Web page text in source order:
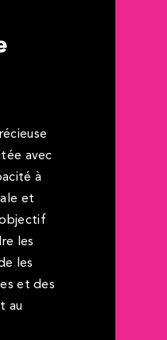
avec
à
et
les
les
et des
au